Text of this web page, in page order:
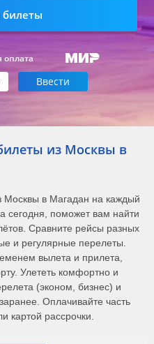
оплата
из Москвы в
Москвы в Магадан на каждый
сегодня, поможет вам найти
Сравните рейсы разных
и регулярные перелеты.
вылета и прилета,
Улететь комфортно и
(эконом, бизнес) и
Оплачивайте часть
картой рассрочки.